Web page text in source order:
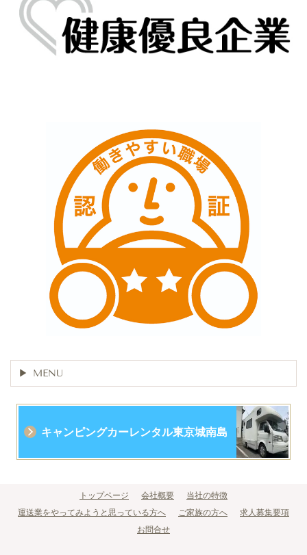
MENU
キャンピングカーレンタル東京城南島
トップページ 会社概要
当社の特徴
運送業をやってみようと思っている方へ
ご家族の方へ
求人募集要項
お問合せ